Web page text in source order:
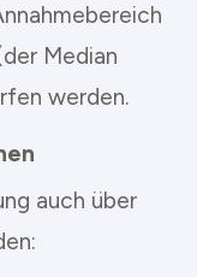
Median
werden.
auch über